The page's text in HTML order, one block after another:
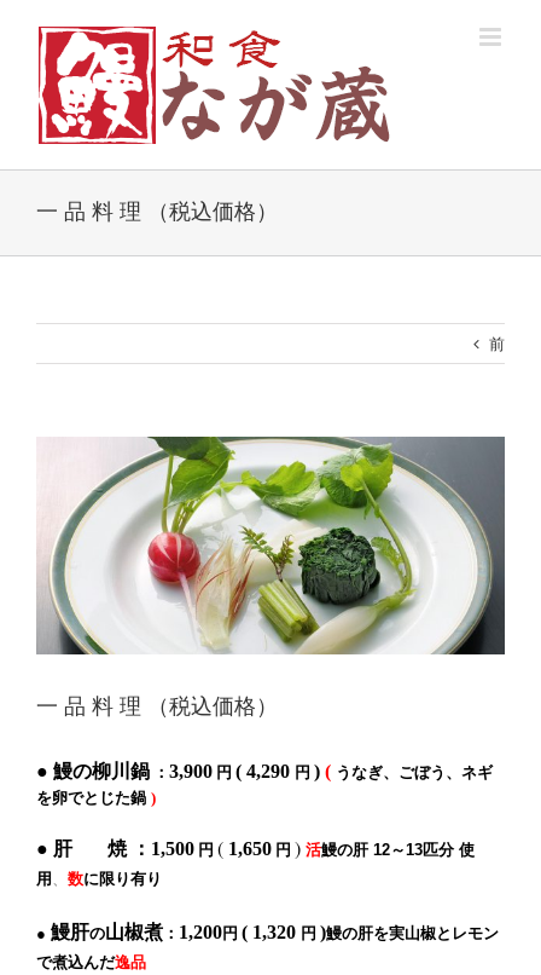
content
一 品 料 理 （税込価格）
前
一 品 料 理 （税込価格）
● 鰻の柳川鍋 ： 3,900 円 ( 4,290 円 ) ( うなぎ、ごぼう、ネギ
を卵でとじた鍋 )
● 肝 焼 ： 1,500 円 ( 1,650 円 ) 活鰻の肝 12～13匹分 使
用 、 数に限り有り
● 鰻肝の山椒煮 ： 1,200円 ( 1,320 円 )鰻の肝を実山椒とレモン
で煮込んだ逸品